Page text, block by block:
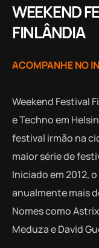
WEEKEND
FINLÂNDIA
ACOMPANHE NO
Weekend Festival
e Techno em
festival irmão na
maior série de
Iniciado em 2012,
anualmente mais
Nomes como
Meduza e David